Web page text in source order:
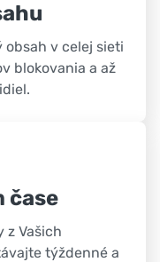
v celej sieti
blokovania a až
čase
z Vašich
týždenné a